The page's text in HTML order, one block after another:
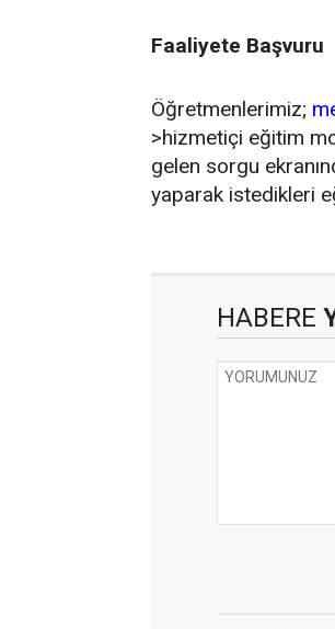
Faaliyete Başvuru
Öğretmenlerimiz;
>hizmetiçi eğitim
gelen sorgu
yaparak istedikleri
HABERE